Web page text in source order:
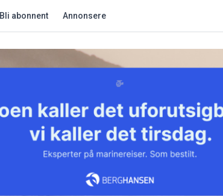
Bli abonnent Annonsere